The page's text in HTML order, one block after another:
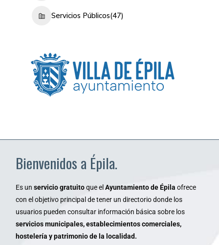
Servicios Públicos(47)
Bienvenidos a Épila.
Es un servicio gratuitoque el Ayuntamiento de Épila ofrece
con el objetivo principal de tener un directorio donde los
usuarios pueden consultar información básica sobre los
servicios municipales, establecimientos comerciales,
hostelería y patrimonio de la localidad.